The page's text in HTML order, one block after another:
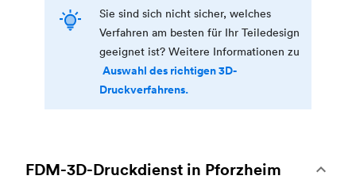
Sie sind sich nicht sicher, welches
Verfahren am besten für Ihr Teiledesign
geeignet ist? Weitere Informationen zu
Auswahl des richtigen 3D-
Druckverfahrens.
FDM-3D-Druckdienst in Pforzheim